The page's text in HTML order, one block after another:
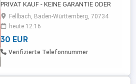
PRIVAT KAUF - KEINE GARANTIE ODER
RÜCKNAHME !!
Fellbach, Baden-Württemberg, 70734
heute 12:16
30 EUR
Verifizierte Telefonnummer